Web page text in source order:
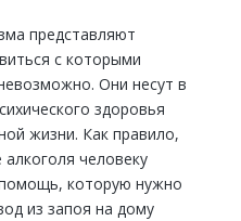
представляют
с которыми
Они несут в
здоровья
жизни. Как правило,
человеку
которую нужно
из запоя на дому